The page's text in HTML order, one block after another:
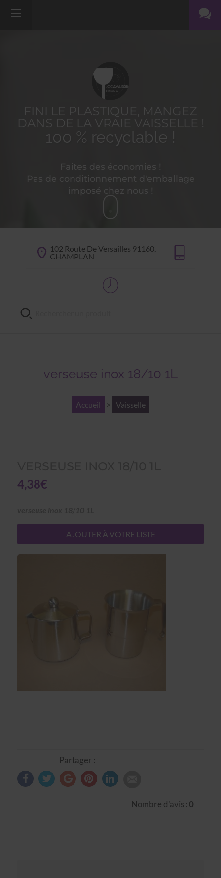
FINI LE PLASTIQUE, MANGEZ
DANS DE LA VRAIE VAISSELLE !
100 % recyclable !
Faites des économies !
Pas de conditionnement d'emballage
imposé chez nous !
102 Route De Versailles 91160,
CHAMPLAN
verseuse inox 18/10 1L
Accueil > Vaisselle
4,38€
AJOUTER À VOTRE LISTE
Partager :
Nombre d'avis : 0